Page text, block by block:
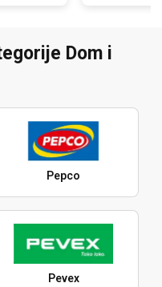
Dom i
Pepco
Pevex